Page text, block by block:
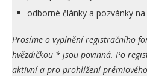
odborné články a pozvánky na
Prosíme o vyplnění registračního
hvězdičkou * jsou povinná. Po
aktivní a pro prohlížení